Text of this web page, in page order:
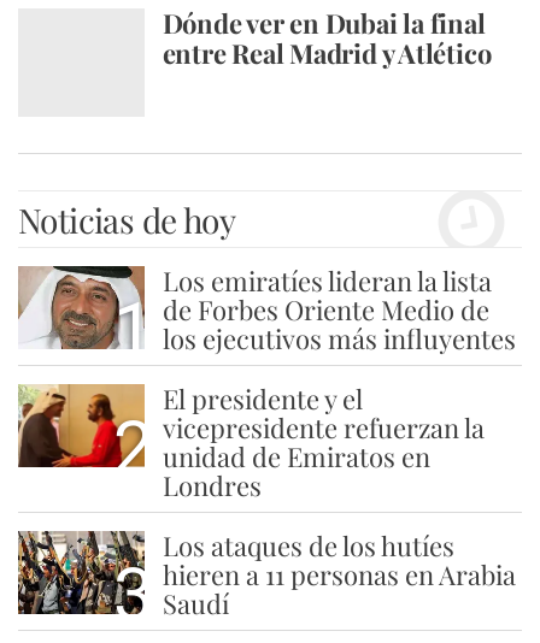
Dónde ver en Dubai la final
entre Real Madrid y Atlético
Noticias de hoy
1
Los emiratíes lideran la lista
de Forbes Oriente Medio de
los ejecutivos más influyentes
2
El presidente y el
vicepresidente refuerzan la
unidad de Emiratos en
Londres
3
Los ataques de los hutíes
hieren a 11 personas en Arabia
Saudí